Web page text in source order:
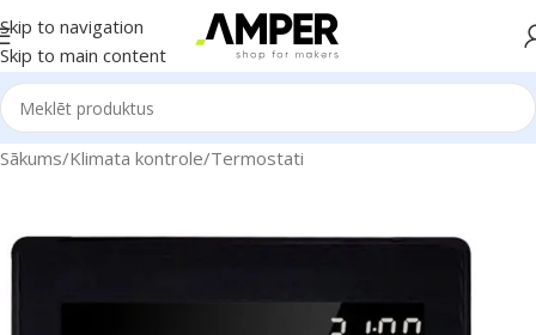
Skip to navigation
Skip to main content
Sākums/Klimata kontrole/Termostati